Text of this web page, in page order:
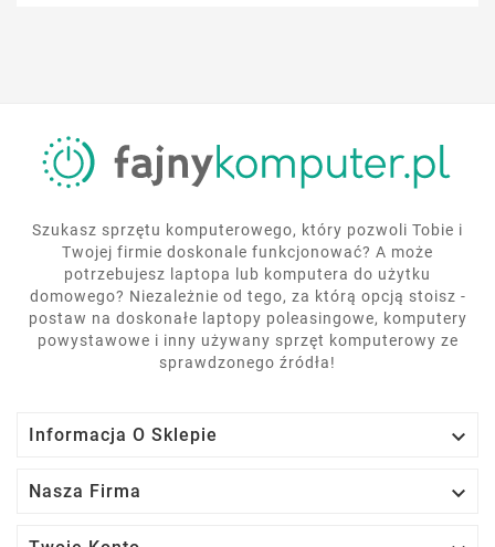
Szukasz sprzętu komputerowego, który pozwoli Tobie i
Twojej firmie doskonale funkcjonować? A może
potrzebujesz laptopa lub komputera do użytku
domowego? Niezależnie od tego, za którą opcją stoisz -
postaw na doskonałe laptopy poleasingowe, komputery
powystawowe i inny używany sprzęt komputerowy ze
sprawdzonego źródła!
Informacja O Sklepie 
Nasza Firma 